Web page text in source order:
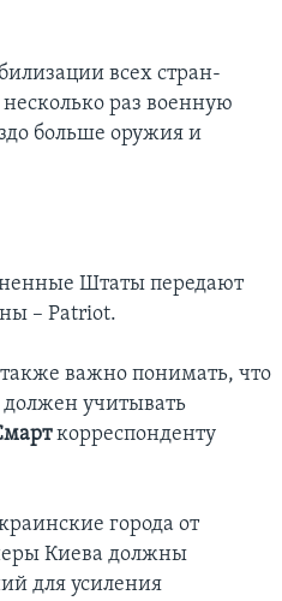
всех стран-
раз военную
больше оружия и
Штаты передают
– Patriot.
важно понимать, что
учитывать
корреспонденту
города от
Киева должны
для усиления